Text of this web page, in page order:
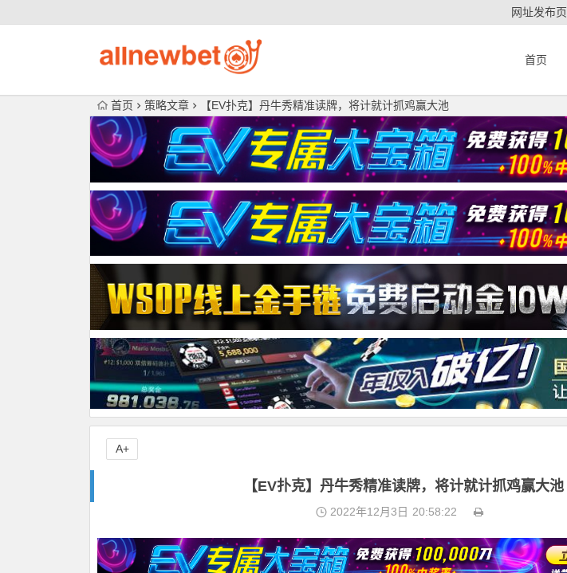
网址发布页
首页
首页 策略文章 【EV扑克】丹牛秀精准读牌，将计就计抓鸡赢大池
【EV扑克】丹牛秀精准读牌，将计就计抓鸡赢大池
2022年12月3日 20:58:22
A+